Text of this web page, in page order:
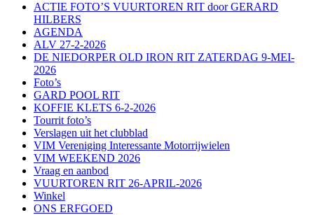
ACTIE FOTO’S VUURTOREN RIT door GERARD
HILBERS
AGENDA
ALV 27-2-2026
DE NIEDORPER OLD IRON RIT ZATERDAG 9-MEI-
2026
Foto’s
GARD POOL RIT
KOFFIE KLETS 6-2-2026
Tourrit foto’s
Verslagen uit het clubblad
VIM Vereniging Interessante Motorrijwielen
VIM WEEKEND 2026
Vraag en aanbod
VUURTOREN RIT 26-APRIL-2026
Winkel
ONS ERFGOED